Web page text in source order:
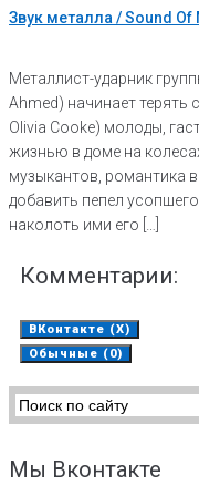
Звук металла / Sound
Металлист-ударник
Ahmed) начинает терять
Olivia Cooke) молоды,
жизнью в доме на
музыкантов, романтика
добавить пепел
наколоть ими его […]
Комментарии:
ВКонтакте (X)
Обычные (0)
Добавить
Ваш адрес email не будет
Мы Вконтакте